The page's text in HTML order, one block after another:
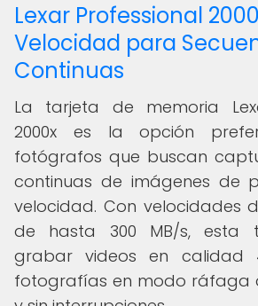
Lexar Professional
Velocidad para
Continuas
La tarjeta de memoria
2000x es la opción
fotógrafos que buscan
continuas de imágenes de
velocidad. Con velocidades
de hasta 300 MB/s, esta
grabar videos en calidad
fotografías en modo ráfaga